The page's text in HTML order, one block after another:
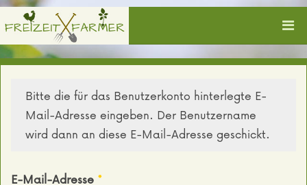
Bitte die für das Benutzerkonto hinterlegte E-
Mail-Adresse eingeben. Der Benutzername
wird dann an diese E-Mail-Adresse geschickt.
E-Mail-Adresse *